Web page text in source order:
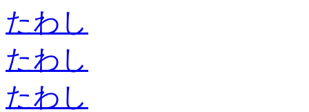
たわし
たわし
たわし